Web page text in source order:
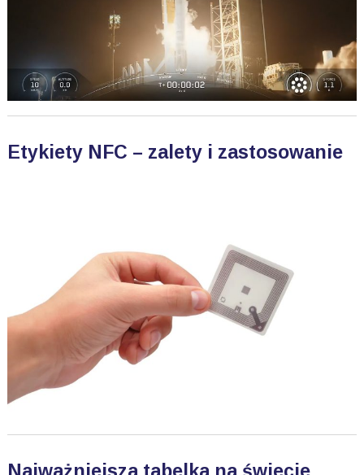
Etykiety NFC – zalety i zastosowanie